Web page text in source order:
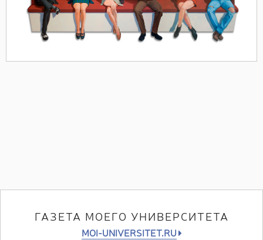
ГАЗЕТА МОЕГО УНИВЕРСИТЕТА
MOI-UNIVERSITET.RU